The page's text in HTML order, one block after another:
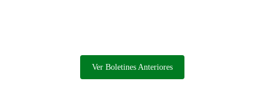
Ver Boletines Anteriores